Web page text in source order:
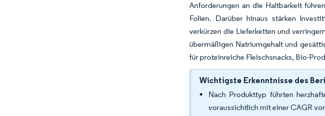
Anforderungen an die Haltbarkeit
Folien. Darüber hinaus stärken
verkürzen die Lieferketten und
übermäßigen Natriumgehalt und
für proteinreiche Fleischsnacks, Bio-
Wichtigste Erkenntnisse des
Nach Produkttyp führten
voraussichtlich mit einer CAGR